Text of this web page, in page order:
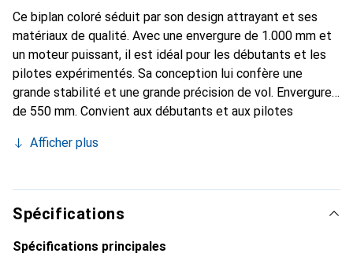
Ce biplan coloré séduit par son design attrayant et ses
matériaux de qualité. Avec une envergure de 1.000 mm et
un moteur puissant, il est idéal pour les débutants et les
pilotes expérimentés. Sa conception lui confère une
grande stabilité et une grande précision de vol. Envergure
de 550 mm. Convient aux débutants et aux pilotes
brushless puissant. Temps de vol d'environ 9 minutes par
Afficher plus
Spécifications
Spécifications principales